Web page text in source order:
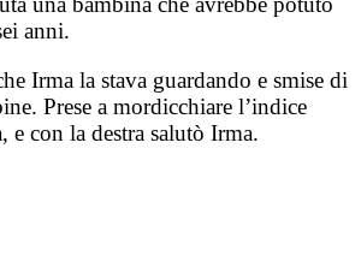
anni.
Irma la stava guardando e smise di
Prese a mordicchiare l’indice
e con la destra salutò Irma.